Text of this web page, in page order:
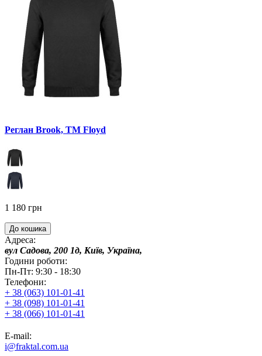
Реглан Brook, TM Floyd
1 180 грн
До кошика
Адреса:
вул Садова, 200 1д, Київ, Україна,
Години роботи:
Пн-Пт: 9:30 - 18:30
Телефони:
+ 38 (063) 101-01-41
+ 38 (098) 101-01-41
+ 38 (066) 101-01-41
E-mail:
i@fraktal.com.ua